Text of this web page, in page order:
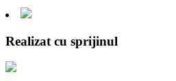
Realizat cu sprijinul